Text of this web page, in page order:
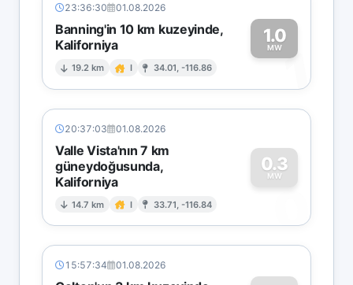
23:36:30 01.08.2026
Banning'in 10 km kuzeyinde,
Kaliforniya
19.2 km I 34.01, -116.86
1.0
MW1
20:37:03 01.08.2026
Valle Vista'nın 7 km
güneydoğusunda,
Kaliforniya
14.7 km I 33.71, -116.84
0.3
MW
0
15:57:34 01.08.2026